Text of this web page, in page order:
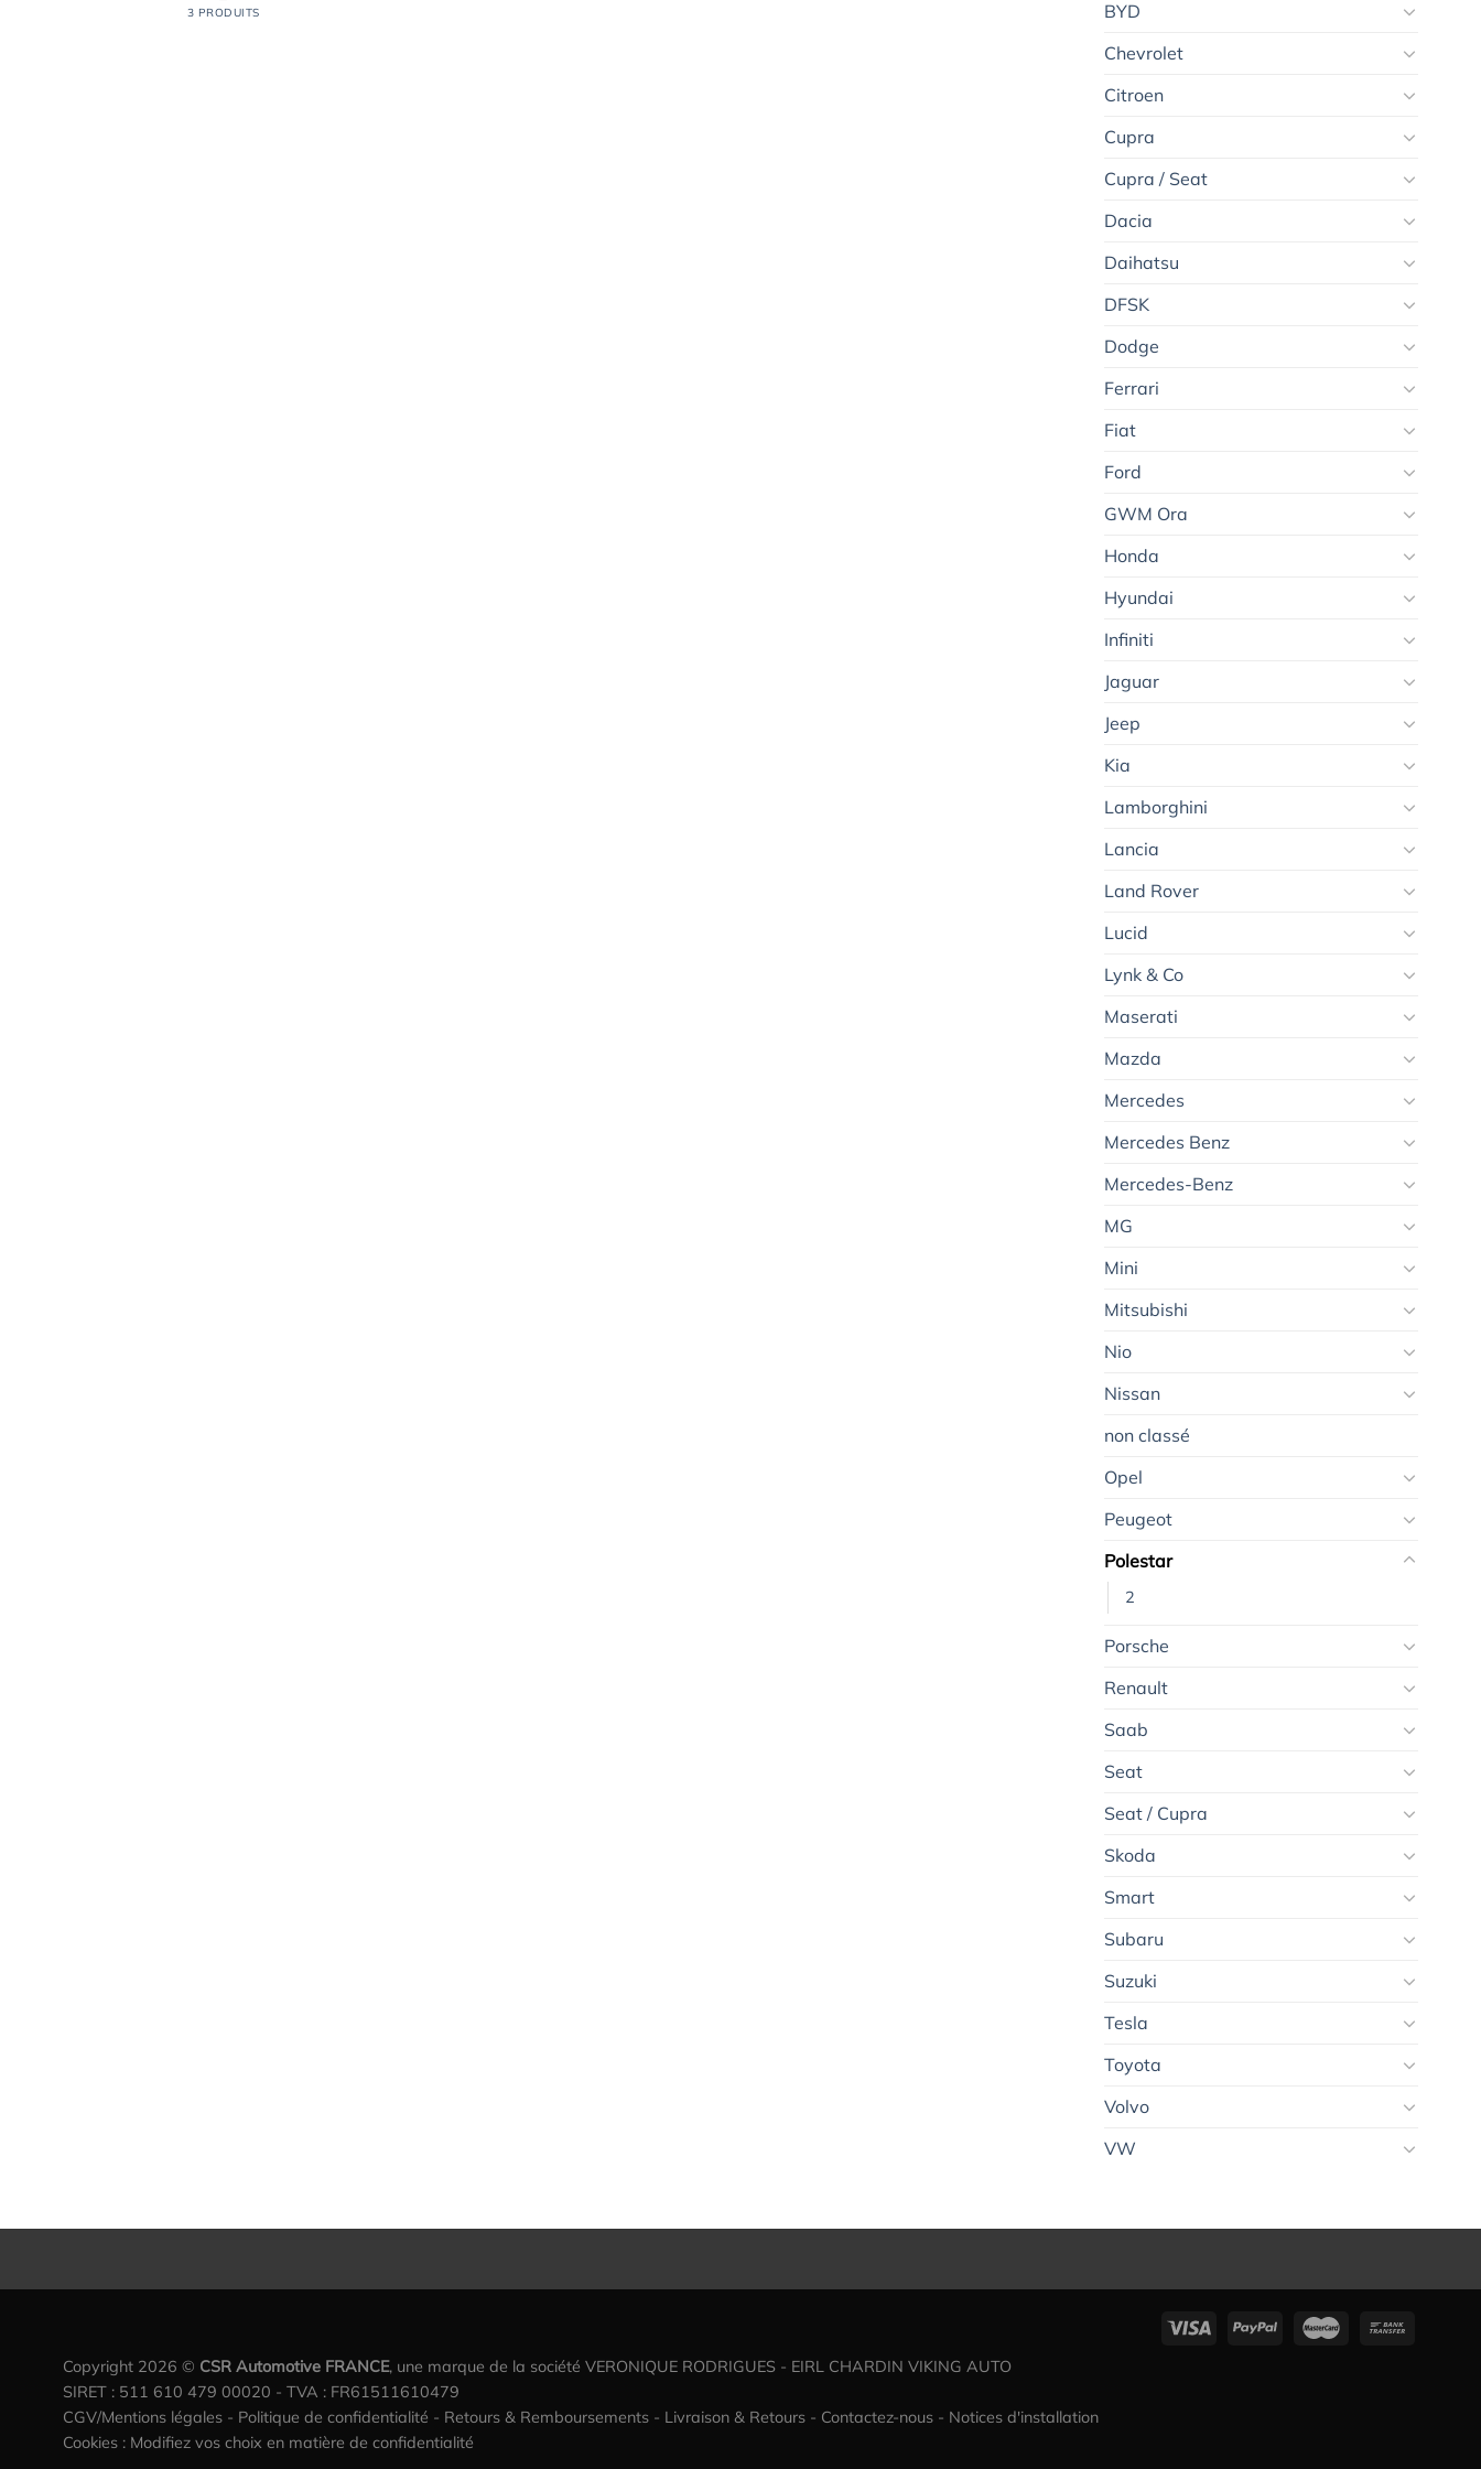
3 PRODUITS
BYD
Chevrolet
Citroen
Cupra
Cupra / Seat
Dacia
Daihatsu
DFSK
Dodge
Ferrari
Fiat
Ford
GWM Ora
Honda
Hyundai
Infiniti
Jaguar
Jeep
Kia
Lamborghini
Lancia
Land Rover
Lucid
Lynk & Co
Maserati
Mazda
Mercedes
Mercedes Benz
Mercedes-Benz
MG
Mini
Mitsubishi
Nio
Nissan
non classé
Opel
Peugeot
Polestar
2
Porsche
Renault
Saab
Seat
Seat / Cupra
Skoda
Smart
Subaru
Suzuki
Tesla
Toyota
Volvo
VW
Copyright 2026 © CSR Automotive FRANCE, une marque de la société VERONIQUE RODRIGUES - EIRL CHARDIN VIKING AUTO
SIRET : 511 610 479 00020 - TVA : FR61511610479
CGV/Mentions légales - Politique de confidentialité - Retours & Remboursements - Livraison & Retours - Contactez-nous - Notices d'installation
Cookies : Modifiez vos choix en matière de confidentialité